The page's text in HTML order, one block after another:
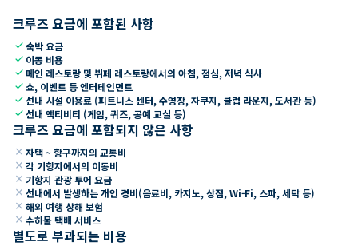
크루즈 요금에 포함된 사항
check숙박 요금
check 이동 비용
check 메인 레스토랑 및 뷔페 레스토랑에서의 아침, 점심, 저녁 식사
check쇼, 이벤트 등 엔터테인먼트
check선내 시설 이용료 (피트니스 센터, 수영장, 자쿠지, 클럽 라운지, 도서관 등)
check선내 액티비티 (게임, 퀴즈, 공예 교실 등)
크루즈 요금에 포함되지 않은 사항
close 자택 ~ 항구까지의 교통비
close 각 기항지에서의 이동비
close 기항지 관광 투어 요금
close 선내에서 발생하는 개인 경비(음료비, 카지노, 상점, Wi-Fi, 스파, 세탁 등)
close 해외 여행 상해 보험
close 수하물 택배 서비스
별도로 부과되는 비용